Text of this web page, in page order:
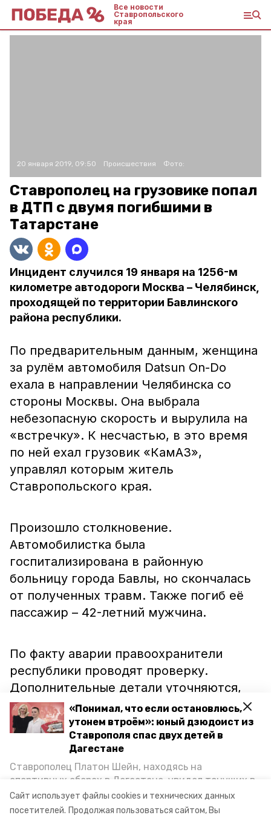
Сайт использует файлы cookies и технических данных
посетителей. Продолжая пользоваться сайтом, Вы
«Понимал, что если остановлюсь,
утонем втроём»: юный дзюдоист из
Ставрополя спас двух детей в
Дагестане
Ставрополец Платон Шейн, находясь на
спортивных сборах в Дегестане, увидел тонущих в
Каспийском море детей и бросился на помощь. По
возвращении домой, отважного мальчика
Все новости
Ставропольского
края
20 января 2019, 09:50 Происшествия Фото:
Ставрополец на грузовике попал
в ДТП с двумя погибшими в
Татарстане
Инцидент случился 19 января на 1256-м
километре автодороги Москва – Челябинск,
проходящей по территории Бавлинского
района республики.
По предварительным данным, женщина
за рулём автомобиля Datsun On-Do
ехала в направлении Челябинска со
стороны Москвы. Она выбрала
небезопасную скорость и вырулила на
«встречку». К несчастью, в это время
по ней ехал грузовик «КамАЗ»,
управлял которым житель
Ставропольского края.
Произошло столкновение.
Автомобилистка была
госпитализирована в районную
больницу города Бавлы, но скончалась
от полученных травм. Также погиб её
пассажир – 42-летний мужчина.
По факту аварии правоохранители
республики проводят проверку.
Дополнительные детали уточняются,
сообщает ТАСС со ссылкой на
региональное управление МВД.
Напомним, до этого в Ставрополе
случилосьтройное ДТП, в котором
пострадала девочка. А в Пятигорске